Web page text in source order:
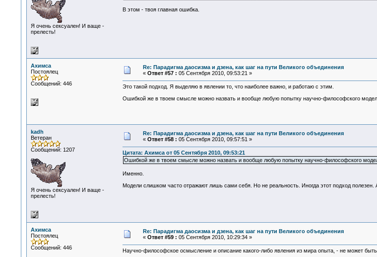
Я очень сексуален! И ваще -
прелесть!
В этом - твоя главная ошибка.
Ахимса
Постоялец
Сообщений: 446
Re: Парадигма даосизма и дзена, как шаг на пути Великого объединения
« Ответ #57 : 05 Сентября 2010, 09:53:21 »
Это такой подход. Я выделяю в явлении то, что наиболее важно, и работаю с этим.
Ошибкой же в твоем смысле можно назвать и вообще любую попытку научно-философского
kadh
Ветеран
Сообщений: 1207
Я очень сексуален! И ваще -
прелесть!
Re: Парадигма даосизма и дзена, как шаг на пути Великого объединения
« Ответ #58 : 05 Сентября 2010, 09:57:51 »
Цитата: Ахимса от 05 Сентября 2010, 09:53:21
Ошибкой же в твоем смысле можно назвать и вообще любую попытку научно-философского
Именно.
Модели слишком часто отражают лишь сами себя. Но не реальность. Иногда этот подход полезен.
Ахимса
Постоялец
Сообщений: 446
Re: Парадигма даосизма и дзена, как шаг на пути Великого объединения
« Ответ #59 : 05 Сентября 2010, 10:29:34 »
Научно-философское осмысление и описание какого-либо явления из мира опыта, - не может